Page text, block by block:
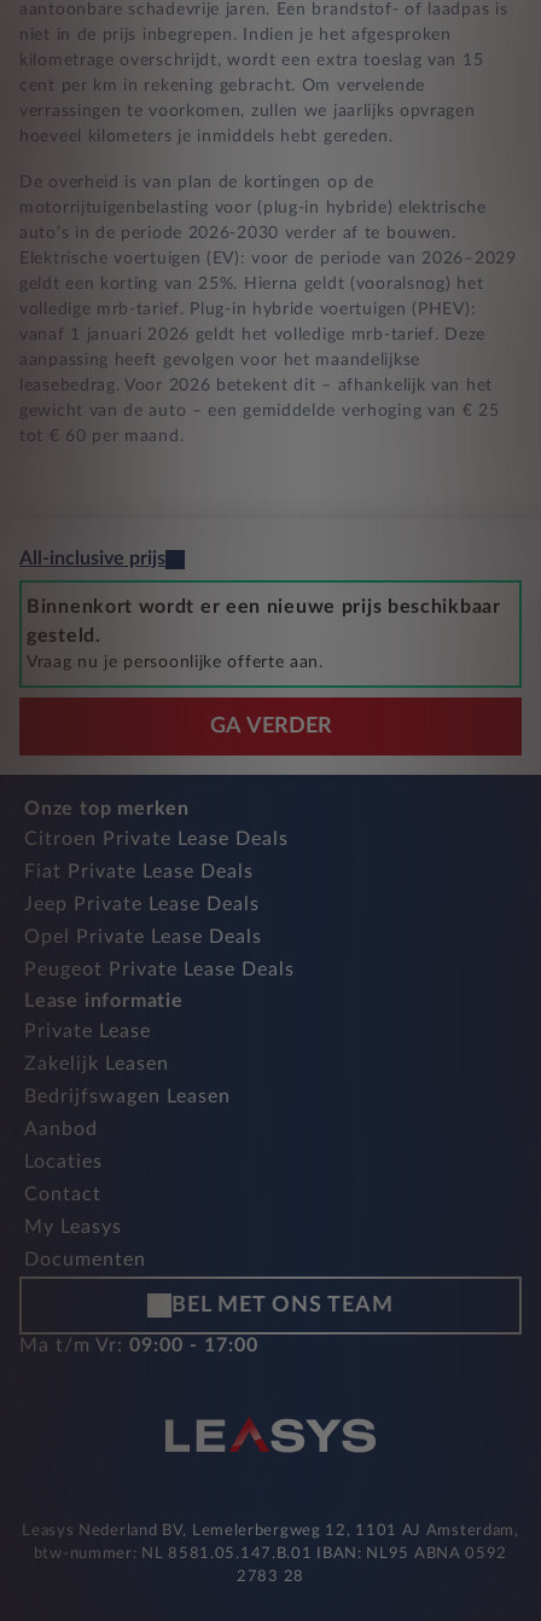
aantoonbare schadevrije jaren. Een brandstof- of laadpas is
niet in de prijs inbegrepen. Indien je het afgesproken
kilometrage overschrijdt, wordt een extra toeslag van 15
cent per km in rekening gebracht. Om vervelende
verrassingen te voorkomen, zullen we jaarlijks opvragen
hoeveel kilometers je inmiddels hebt gereden.
De overheid is van plan de kortingen op de
motorrijtuigenbelasting voor (plug-in hybride) elektrische
auto’s in de periode 2026-2030 verder af te bouwen.
Elektrische voertuigen (EV): voor de periode van 2026–2029
geldt een korting van 25%. Hierna geldt (vooralsnog) het
volledige mrb-tarief. Plug-in hybride voertuigen (PHEV):
vanaf 1 januari 2026 geldt het volledige mrb-tarief. Deze
aanpassing heeft gevolgen voor het maandelijkse
leasebedrag. Voor 2026 betekent dit – afhankelijk van het
gewicht van de auto – een gemiddelde verhoging van € 25
tot € 60 per maand.
All-inclusive prijs
Binnenkort wordt er een nieuwe prijs beschikbaar
gesteld.
Vraag nu je persoonlijke offerte aan.
GA VERDER
Onze top merken
Citroen Private Lease Deals
Fiat Private Lease Deals
Jeep Private Lease Deals
Opel Private Lease Deals
Peugeot Private Lease Deals
Lease informatie
Private Lease
Zakelijk Leasen
Bedrijfswagen Leasen
Aanbod
Locaties
Contact
My Leasys
Documenten
BEL MET ONS TEAM
Ma t/m Vr: 09:00 - 17:00
Leasys Nederland BV, Lemelerbergweg 12, 1101 AJ Amsterdam,
btw-nummer: NL 8581.05.147.B.01 IBAN: NL95 ABNA 0592
2783 28